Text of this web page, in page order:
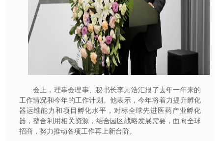
会上，理事会理事、秘书长李元浩汇报了去年一年来的
工作情况和今年的工作计划。他表示，今年将着力提升孵化
器运维能力和项目孵化水平，对标全球先进医药产业孵化
器，整合利用相关资源，结合园区战略发展需要，面向全球
招商，努力推动各项工作再上新台阶。